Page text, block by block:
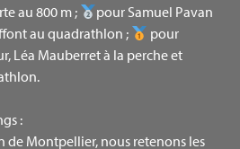
au 800 m ;
pour Samuel Pavan
au quadrathlon ;
pour
Léa Mauberret à la perche et
:
de Montpellier, nous retenons les